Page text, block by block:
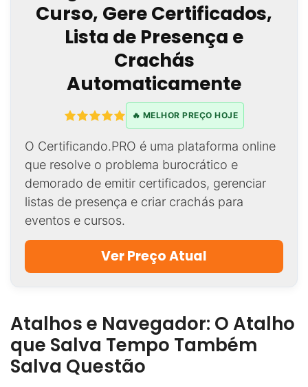
Curso, Gere Certificados,
Lista de Presença e
Crachás
Automaticamente
🔥 MELHOR PREÇO HOJE
O Certificando.PRO é uma plataforma online
que resolve o problema burocrático e
demorado de emitir certificados, gerenciar
listas de presença e criar crachás para
eventos e cursos.
Ver Preço Atual
Atalhos e Navegador: O Atalho
que Salva Tempo Também
Salva Questão